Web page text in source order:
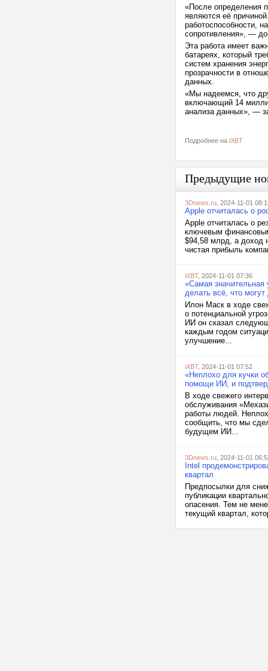
«После определения
являются её
работоспособности,
сопротивления», —
Эта работа имеет
батареях, который
систем хранения
прозрачности в
данных.
«Мы надеемся, что
включающий 14
анализа данных», —
Подробнее на iXBT
Предыдущие
3Dnews.ru , 2024-11-01
Apple отчиталась о
Apple отчиталась о
ключевым
$94,58 млрд, а доход
чистая прибыль
iXBT, 2024-11-01 07:36
«Самая значительная
делать всё, что
Илон Маск в ходе
о потенциальной
ИИ он сказал
каждым годом
улучшение...
iXBT, 2024-11-01 07:52
«Неплохо для кучки
помощи ИИ, и
В ходе свежего
обслуживания
работы людей.
сообщить, что мы
будущем ИИ...
3Dnews.ru , 2024-11-01
Intel
квартал
Предпосылки для
публикации
опасения. Тем не
текущий квартал,